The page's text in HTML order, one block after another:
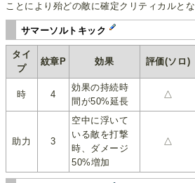
ことにより殆どの敵に確定クリティカルと
サマーソルトキック
タイ
プ
紋章P 効果 評価(ソロ)
時 4
効果の持続時
間が50%延長
△
助力 3
空中に浮いて
いる敵を打撃
時、ダメージ
50%増加
△